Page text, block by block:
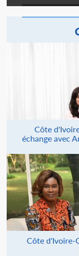
Côte
échange avec
Côte d'Ivoire-